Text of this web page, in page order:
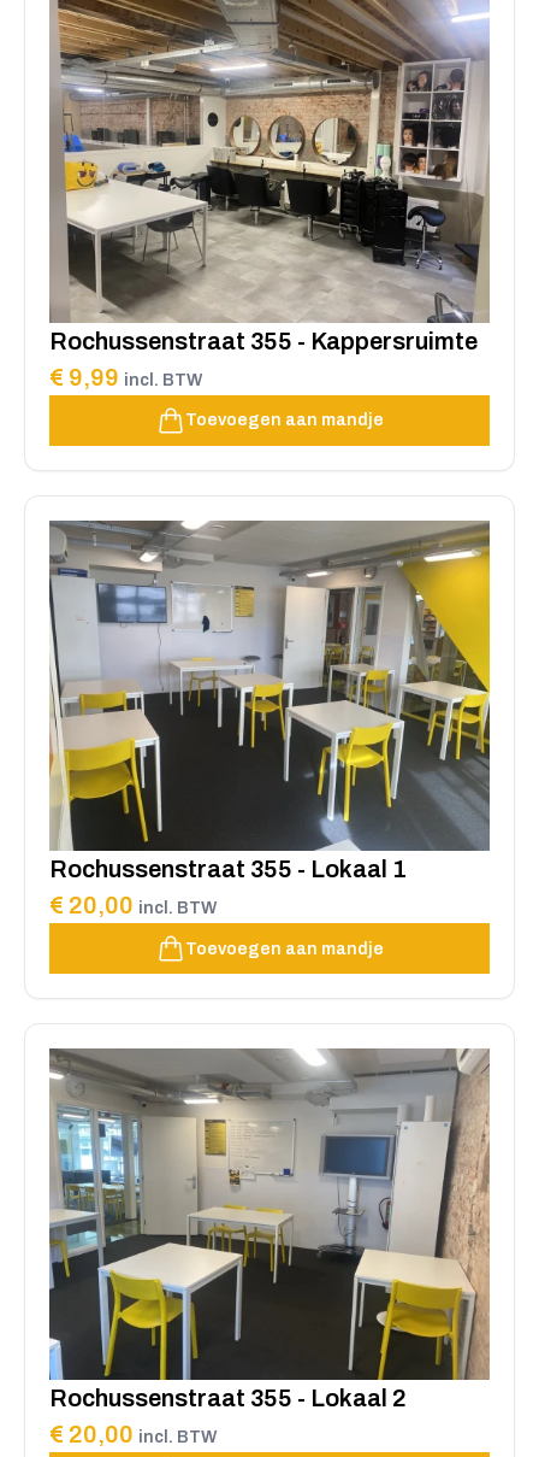
Rochussenstraat 355 - Kappersruimte
€ 9,99 incl. BTW
Toevoegen aan mandje
Rochussenstraat 355 - Lokaal 1
€ 20,00 incl. BTW
Toevoegen aan mandje
Rochussenstraat 355 - Lokaal 2
€ 20,00 incl. BTW